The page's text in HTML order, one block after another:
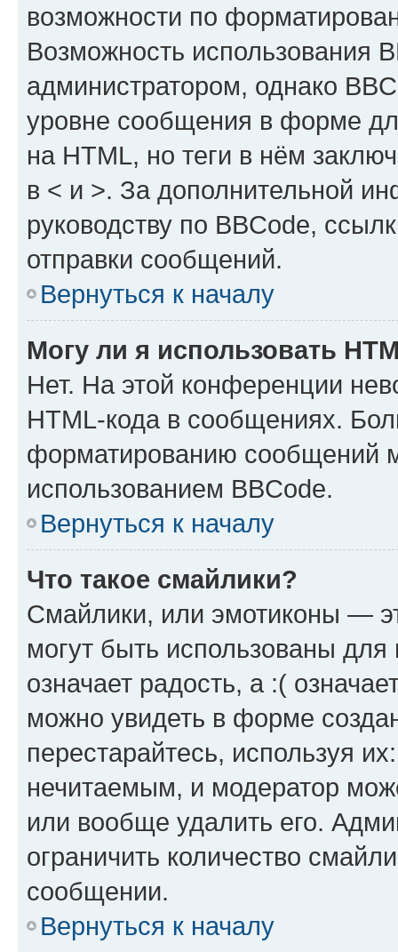
возможности по
Возможность использования
администратором, однако
уровне сообщения в форме
на HTML, но теги в нём
в < и >. За дополнительной
руководству по BBCode,
отправки сообщений.
Вернуться к началу
Могу ли я использовать
Нет. На этой конференции
HTML-кода в сообщениях.
форматированию сообщений
использованием BBCode.
Вернуться к началу
Что такое смайлики?
Смайлики, или эмотиконы —
могут быть использованы
означает радость, а :(
можно увидеть в форме
перестарайтесь, используя
нечитаемым, и модератор
или вообще удалить его.
ограничить количество
сообщении.
Вернуться к началу